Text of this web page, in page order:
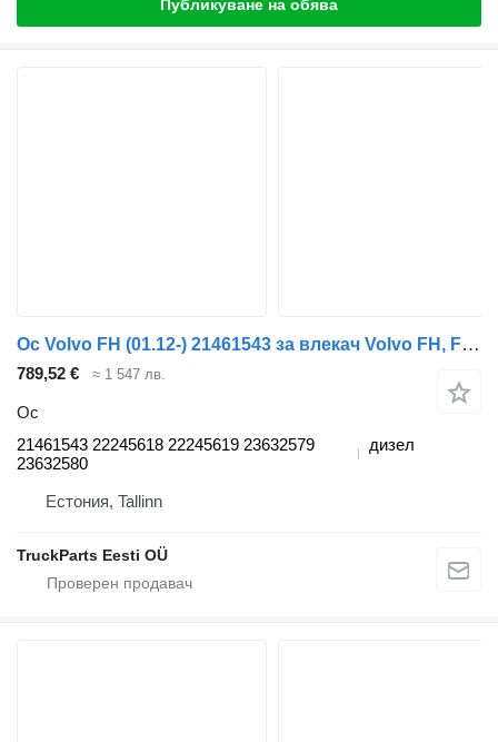
Публикуване на обява
Ос Volvo FH (01.12-) 21461543 за влекач Volvo FH, FM, FMX-4 series (2013-)
789,52 € ≈ 1 547 лв.
Ос
21461543 22245618 22245619 23632579
23632580
дизел
Естония, Tallinn
TruckParts Eesti OÜ